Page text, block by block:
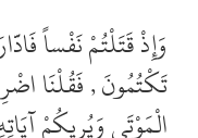
وَإِذْ قَتَلْتُمْ نَفْساً
تَكْتُمُونَ , فَقُلْنَا
الْمَوْتَى وَيُرِيكُمْ